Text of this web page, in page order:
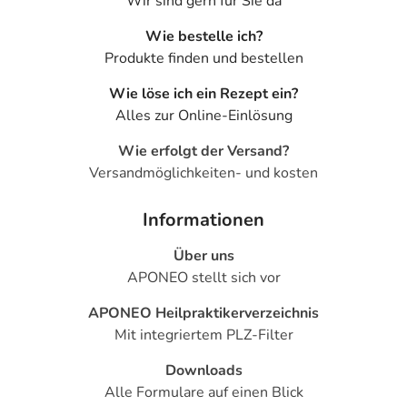
- Anstieg der Harnsäurekonzentration im Blut
- Magnesiummangel
- Natriummangel
- Kopfschmerzen
- Niedriger Blutdruck
- Orthostatische Hypotonie (Kreislaufstörungen aufgrund
- Oberbauchschmerzen
- Magen-Darm-Beschwerden
- Erbrechen
- Verstärkter Harndrang
Wie bestelle ich?
Produkte finden und bestellen
Wie löse ich ein Rezept ein?
Alles zur Online-Einlösung
Wie erfolgt der Versand?
Versandmöglichkeiten- und kosten
Informationen
Über uns
APONEO stellt sich vor
APONEO Heilpraktikerverzeichnis
Mit integriertem PLZ-Filter
Downloads
Alle Formulare auf einen Blick